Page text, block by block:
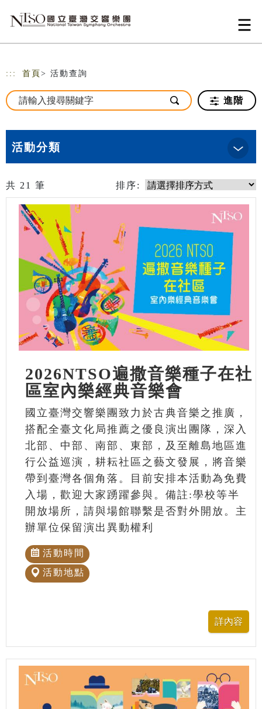
::: 首頁 > 活動查詢
進階
活動分類
共 21 筆 排序:
2026NTSO遍撒音樂種子在社
區室內樂經典音樂會
國立臺灣交響樂團致力於古典音樂之推廣，
搭配全臺文化局推薦之優良演出團隊，深入
北部、中部、南部、東部，及至離島地區進
行公益巡演，耕耘社區之藝文發展，將音樂
帶到臺灣各個角落。目前安排本活動為免費
入場，歡迎大家踴躍參與。備註:學校等半
開放場所，請與場館聯繫是否對外開放。主
辦單位保留演出異動權利
活動時間
活動地點